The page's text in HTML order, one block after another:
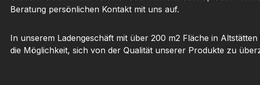
Beratung persönlichen Kontakt mit uns auf.
In unserem Ladengeschäft mit über 200 m2 Fläche in Altstätten
die Möglichkeit, sich von der Qualität unserer Produkte zu